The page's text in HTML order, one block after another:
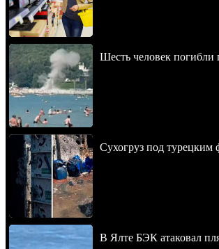
Шесть человек
Сухогруз под турецким
В Ялте БЭК атаковал